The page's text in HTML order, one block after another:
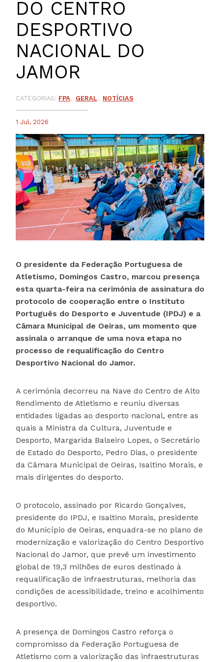
DO CENTRO
DESPORTIVO
NACIONAL DO
JAMOR
CATEGORIAS: FPA GERAL NOTÍCIAS
1 Jul, 2026
O presidente da Federação Portuguesa de
Atletismo, Domingos Castro, marcou presença
esta quarta-feira na cerimónia de assinatura do
protocolo de cooperação entre o Instituto
Português do Desporto e Juventude (IPDJ) e a
Câmara Municipal de Oeiras, um momento que
assinala o arranque de uma nova etapa no
processo de requalificação do Centro
Desportivo Nacional do Jamor.
A cerimónia decorreu na Nave do Centro de Alto
Rendimento de Atletismo e reuniu diversas
entidades ligadas ao desporto nacional, entre as
quais a Ministra da Cultura, Juventude e
Desporto, Margarida Balseiro Lopes, o Secretário
de Estado do Desporto, Pedro Dias, o presidente
da Câmara Municipal de Oeiras, Isaltino Morais, e
mais dirigentes do desporto.
O protocolo, assinado por Ricardo Gonçalves,
presidente do IPDJ, e Isaltino Morais, presidente
do Município de Oeiras, enquadra-se no plano de
modernização e valorização do Centro Desportivo
Nacional do Jamor, que prevê um investimento
global de 19,3 milhões de euros destinado à
requalificação de infraestruturas, melhoria das
condições de acessibilidade, treino e acolhimento
desportivo.
A presença de Domingos Castro reforça o
compromisso da Federação Portuguesa de
Atletismo com a valorização das infraestruturas